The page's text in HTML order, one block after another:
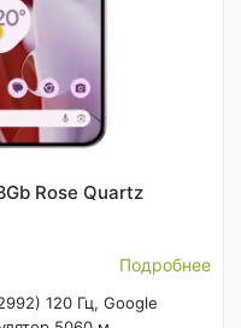
Rose Quartz
Подробнее
120 Гц, Google